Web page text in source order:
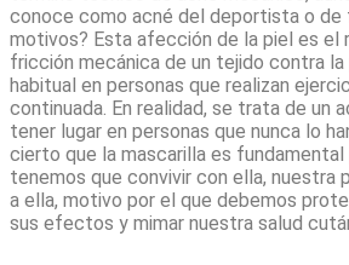
conoce como acné del deportista o de
motivos? Esta afección de la piel es el
fricción mecánica de un tejido contra la
habitual en personas que realizan
continuada. En realidad, se trata de un
tener lugar en personas que nunca lo
cierto que la mascarilla es
tenemos que convivir con ella, nuestra
a ella, motivo por el que debemos
sus efectos y mimar nuestra salud